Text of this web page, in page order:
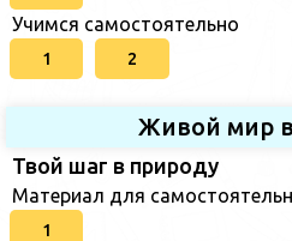
Учимся самостоятельно
1 2
Живой мир
Твой шаг в природу
Материал для
1